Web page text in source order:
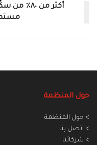
أكثر من
حول المنظمة
> حول المنظمة
> اتصل بنا
> شركائنا